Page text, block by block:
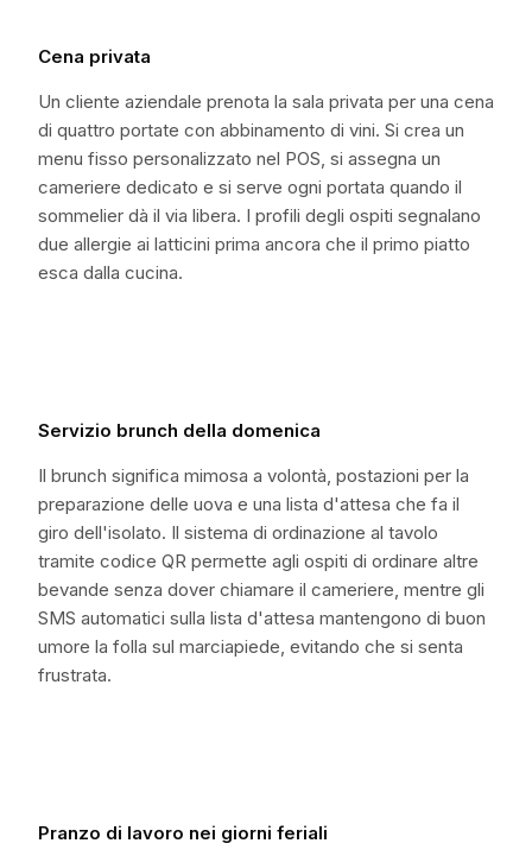
Cena privata
Un cliente aziendale prenota la sala privata per una cena
di quattro portate con abbinamento di vini. Si crea un
menu fisso personalizzato nel POS, si assegna un
cameriere dedicato e si serve ogni portata quando il
sommelier dà il via libera. I profili degli ospiti segnalano
due allergie ai latticini prima ancora che il primo piatto
esca dalla cucina.
Servizio brunch della domenica
Il brunch significa mimosa a volontà, postazioni per la
preparazione delle uova e una lista d'attesa che fa il
giro dell'isolato. Il sistema di ordinazione al tavolo
tramite codice QR permette agli ospiti di ordinare altre
bevande senza dover chiamare il cameriere, mentre gli
SMS automatici sulla lista d'attesa mantengono di buon
umore la folla sul marciapiede, evitando che si senta
frustrata.
Pranzo di lavoro nei giorni feriali